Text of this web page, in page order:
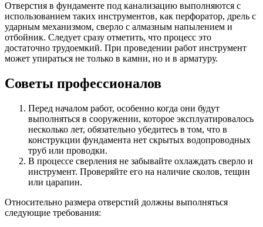
Отверстия в фундаменте под канализацию выполняются с
использованием таких инструментов, как перфоратор, дрель с
ударным механизмом, сверло с алмазным напылением и
отбойник. Следует сразу отметить, что процесс это
достаточно трудоемкий. При проведении работ инструмент
может упираться не только в камни, но и в арматуру.
Советы профессионалов
Перед началом работ, особенно когда они будут
выполняться в сооружении, которое эксплуатировалось
несколько лет, обязательно убедитесь в том, что в
конструкции фундамента нет скрытых водопроводных
труб или проводки.
В процессе сверления не забывайте охлаждать сверло и
инструмент. Проверяйте его на наличие сколов, тещин
или царапин.
Относительно размера отверстий должны выполняться
следующие требования: